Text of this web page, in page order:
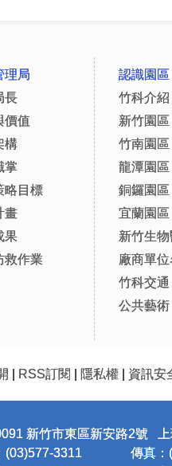
理局
長
價值
構
掌
略目標
畫
果
救作業
認識園區
竹科介紹
新竹園區
竹南園區
龍潭園區
銅鑼園區
宜蘭園區
新竹生
廠商單
竹科交通
公共藝術
RSS訂閱 隱私權 資訊安
新竹市東區新安路2號
(03)577-3311
傳真：